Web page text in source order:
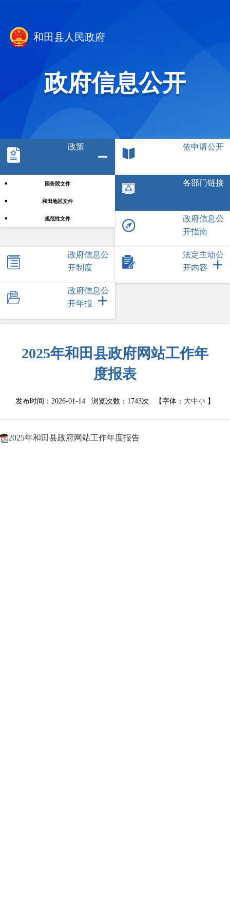
和田县人民政府
政府信息公开
政策
国务院文件
和田地区文件
规范性文件
依申请公开
各部门链接
政府信息公
开指南
政府信息公
开制度
法定主动公
开内容
政府信息公
开年报
2025年和田县政府网站工作年
度报表
发布时间：2026-01-14 浏览次数： 1743次 【字体： 大中小 】
2025年和田县政府网站工作年度报告